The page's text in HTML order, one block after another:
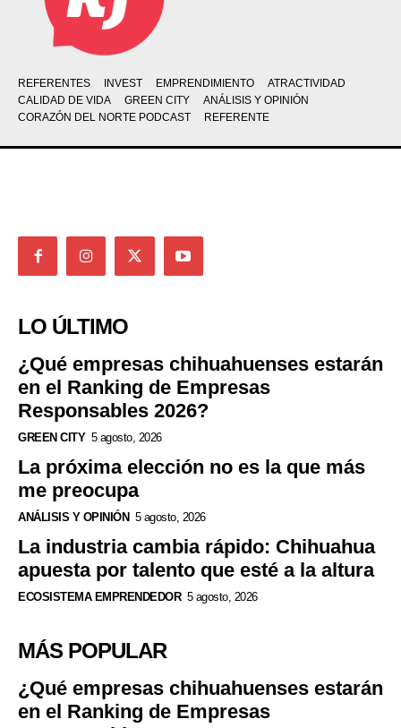
REFERENTES INVEST EMPRENDIMIENTO
ATRACTIVIDAD
CALIDAD DE VIDA
GREEN CITY
ANÁLISIS Y OPINIÓN
CORAZÓN DEL NORTE PODCAST
REFERENTE
LO ÚLTIMO
¿Qué empresas chihuahuenses estarán
en el Ranking de Empresas
Responsables 2026?
GREEN CITY 5 agosto, 2026
La próxima elección no es la que más
me preocupa
ANÁLISIS Y OPINIÓN 5 agosto, 2026
La industria cambia rápido: Chihuahua
apuesta por talento que esté a la altura
ECOSISTEMA EMPRENDEDOR 5 agosto, 2026
MÁS POPULAR
¿Qué empresas chihuahuenses estarán
en el Ranking de Empresas